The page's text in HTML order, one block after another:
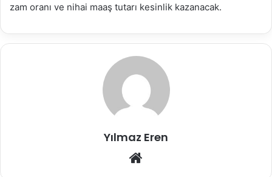
zam oranı ve nihai maaş tutarı kesinlik kazanacak.
Yılmaz Eren